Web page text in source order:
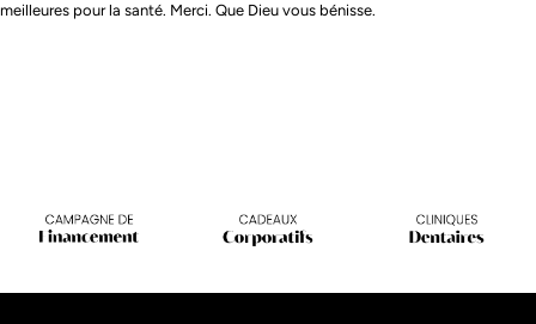
meilleures pour la santé. Merci. Que Dieu vous bénisse.